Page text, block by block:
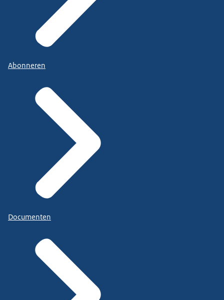
Abonneren
Documenten